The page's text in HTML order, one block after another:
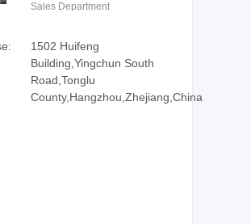
Sales Department
1502 Huifeng
Building,Yingchun South
Road,Tonglu
County,Hangzhou,Zhejiang,China